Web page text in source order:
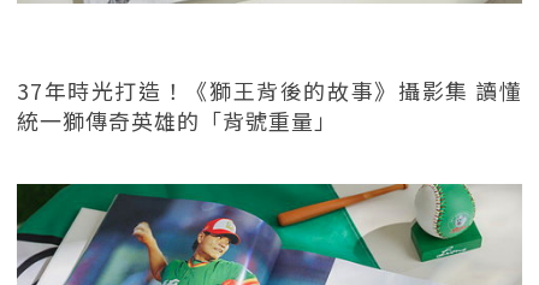
37年時光打造！《獅王背後的故事》攝影集 讀懂
統一獅傳奇英雄的「背號重量」